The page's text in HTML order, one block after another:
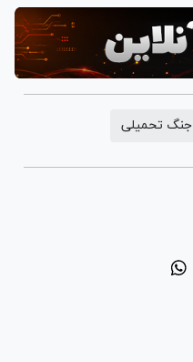
جنگ تحمیلی